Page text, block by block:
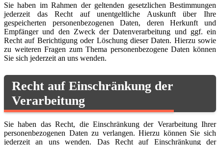
Sie haben im Rahmen der geltenden gesetzlichen Bestimmungen
jederzeit das Recht auf unentgeltliche Auskunft über Ihre
gespeicherten personenbezogenen Daten, deren Herkunft und
Empfänger und den Zweck der Datenverarbeitung und ggf. ein
Recht auf Berichtigung oder Löschung dieser Daten. Hierzu sowie
zu weiteren Fragen zum Thema personenbezogene Daten können
Sie sich jederzeit an uns wenden.
Recht auf Einschränkung der
Verarbeitung
Sie haben das Recht, die Einschränkung der Verarbeitung Ihrer
personenbezogenen Daten zu verlangen. Hierzu können Sie sich
jederzeit an uns wenden. Das Recht auf Einschränkung der